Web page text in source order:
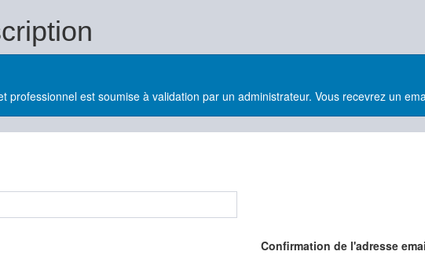
professionnel est soumise à validation par un administrateur. Vous recevrez un
Confirmation de l'adresse